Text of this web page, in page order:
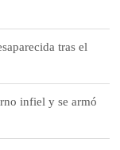
tras el
infiel y se armó